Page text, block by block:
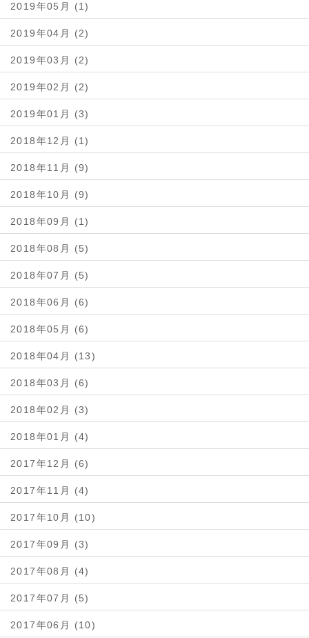
2019年05月 (1)
2019年04月 (2)
2019年03月 (2)
2019年02月 (2)
2019年01月 (3)
2018年12月 (1)
2018年11月 (9)
2018年10月 (9)
2018年09月 (1)
2018年08月 (5)
2018年07月 (5)
2018年06月 (6)
2018年05月 (6)
2018年04月 (13)
2018年03月 (6)
2018年02月 (3)
2018年01月 (4)
2017年12月 (6)
2017年11月 (4)
2017年10月 (10)
2017年09月 (3)
2017年08月 (4)
2017年07月 (5)
2017年06月 (10)